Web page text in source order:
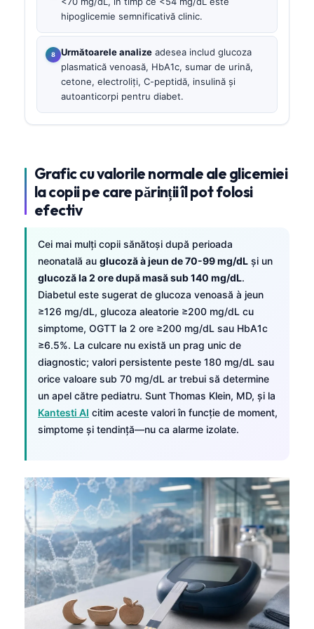
hipoglicemie semnificativă clinic.
Următoarele analize adesea includ glucoza
plasmatică venoasă, HbA1c, sumar de urină,
cetone, electroliți, C-peptidă, insulină și
autoanticorpi pentru diabet.
Grafic cu valorile normale ale glicemiei
la copii pe care părinții îl pot folosi
efectiv
Cei mai mulți copii sănătoși după perioada
neonatală au glucoză à jeun de 70-99 mg/dL și un
glucoză la 2 ore după masă sub 140 mg/dL.
Diabetul este sugerat de glucoza venoasă à jeun
≥126 mg/dL, glucoza aleatorie ≥200 mg/dL cu
simptome, OGTT la 2 ore ≥200 mg/dL sau HbA1c
≥6.5%. La culcare nu există un prag unic de
diagnostic; valori persistente peste 180 mg/dL sau
orice valoare sub 70 mg/dL ar trebui să determine
un apel către pediatru. Sunt Thomas Klein, MD, și la
Kantesti AI citim aceste valori în funcție de moment,
simptome și tendință—nu ca alarme izolate.